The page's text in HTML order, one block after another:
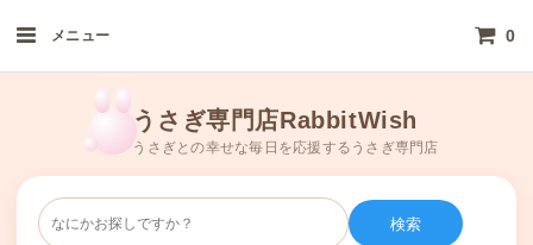
メニュー 0
うさぎ専門店RabbitWish
うさぎとの幸せな毎日を応援するうさぎ専門店
検索